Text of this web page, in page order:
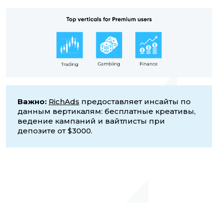
Важно: RichAds предоставляет инсайты по
данным вертикалям: бесплатные креативы,
ведение кампаний и вайтлисты при
депозите от $3000.